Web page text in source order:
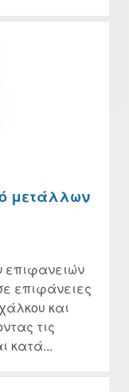
μετάλλων
επιφανειών
επιφάνειες
και
τις
κατά...